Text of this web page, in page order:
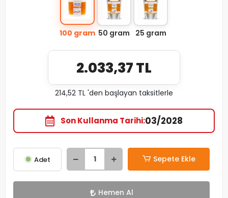
100 gram 50 gram 25 gram
2.033,37 TL
214,52 TL 'den başlayan taksitlerle
Son Kullanma Tarihi 03/2028
Adet Sepete Ekle
Hemen Al